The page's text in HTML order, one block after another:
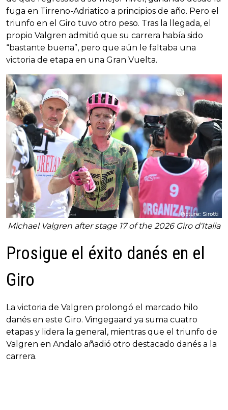
fuga en Tirreno-Adriatico a principios de año. Pero el
triunfo en el Giro tuvo otro peso. Tras la llegada, el
propio Valgren admitió que su carrera había sido
“bastante buena”, pero que aún le faltaba una
victoria de etapa en una Gran Vuelta.
Michael Valgren after stage 17 of the 2026 Giro d'Italia
Prosigue el éxito danés en el
Giro
La victoria de Valgren prolongó el marcado hilo
danés en este Giro. Vingegaard ya suma cuatro
etapas y lidera la general, mientras que el triunfo de
Valgren en Andalo añadió otro destacado danés a la
carrera.